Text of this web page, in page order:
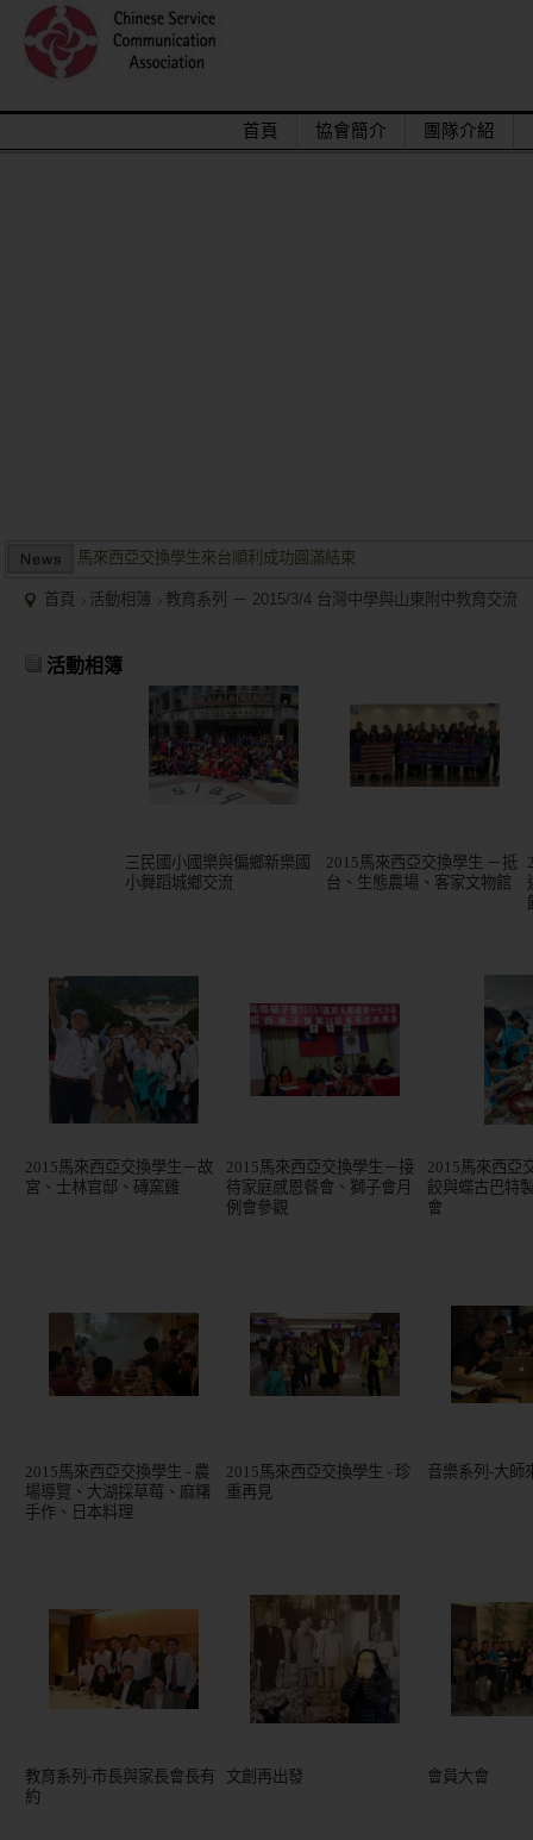
首頁 協會簡介 團隊介紹
兩岸商業投資考察團於大陸多地受到盛大歡迎並且已有多個項目落
2015/12關懷偏鄉小學，物資順利送達。
兩岸商業投資考察團於大陸多地受到盛大歡迎並且已有多個項目落
首頁 活動相簿 教育系列 － 2015/3/4 台灣中學與山東附中教育交流
活動相簿
三民國小國樂與偏鄉新樂國
小舞蹈城鄉交流
2015馬來西亞交換學生 －抵
台、生態農場、客家文物館
2015馬來西亞交換學生－故
宮、士林官邸、磚窯雞
2015馬來西亞交換學生－接
待家庭感恩餐會、獅子會月
例會參觀
2015馬來西亞
餃與蝶古巴特
會
2015馬來西亞交換學生 - 農
場導覽、大湖採草莓、麻糬
手作、日本料理
2015馬來西亞交換學生 - 珍
重再見
音樂系列-大師
教育系列-市長與家長會長有
約
文創再出發 會員大會